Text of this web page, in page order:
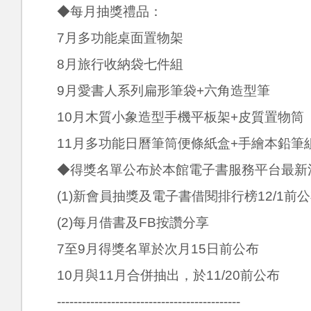
◆每月抽獎禮品：
7月多功能桌面置物架
8月旅行收納袋七件組
9月愛書人系列扁形筆袋+六角造型筆
10月木質小象造型手機平板架+皮質置物筒
11月多功能日曆筆筒便條紙盒+手繪本鉛筆
◆得獎名單公布於本館電子書服務平台最新
(1)新會員抽獎及電子書借閱排行榜12/1前
(2)每月借書及FB按讚分享
7至9月得獎名單於次月15日前公布
10月與11月合併抽出，於11/20前公布
--------------------------------------------